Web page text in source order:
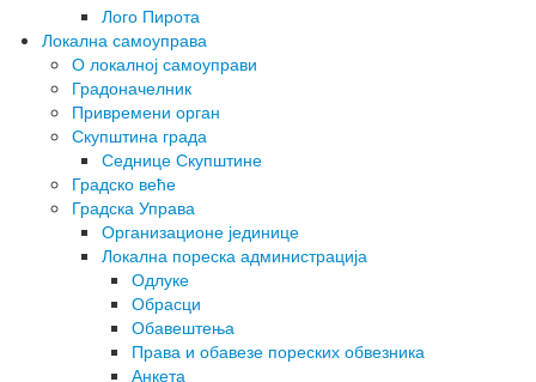
Лого Пирота
Локална самоуправа
О локалној самоуправи
Градоначелник
Привремени орган
Скупштина града
Седнице Скупштине
Градско веће
Градска Управа
Организационе јединице
Локална пореска администрација
Одлуке
Обрасци
Обавештења
Права и обавезе пореских обвезника
Анкета